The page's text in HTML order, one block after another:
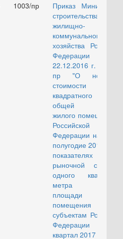
1003/пр
Приказ Министерства
строительства и
жилищно-
коммунального
хозяйства Российской
Федерации от
22.12.2016 г. № 1003/
пр "О нормативе
стоимости одного
квадратного метра
общей площади
жилого помещения по
Российской
Федерации на первое
полугодие 2017 года и
показателях средней
рыночной стоимости
одного квадратного
метра общей
площади жилого
помещения по
субъектам Российской
Федерации на 1
квартал 2017 года"